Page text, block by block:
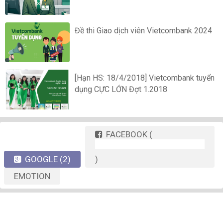
Đề thi Giao dịch viên Vietcombank 2024
[Hạn HS: 18/4/2018] Vietcombank tuyển
dụng CỰC LỚN Đợt 1.2018
GOOGLE (2)
FACEBOOK (
)
EMOTION